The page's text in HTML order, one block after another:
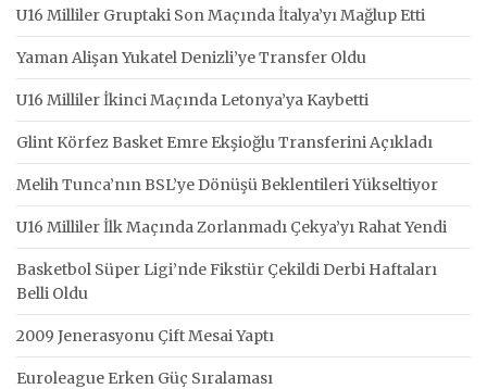
U16 Milliler Gruptaki Son Maçında İtalya’yı Mağlup Etti
Yaman Alişan Yukatel Denizli’ye Transfer Oldu
U16 Milliler İkinci Maçında Letonya’ya Kaybetti
Glint Körfez Basket Emre Ekşioğlu Transferini Açıkladı
Melih Tunca’nın BSL’ye Dönüşü Beklentileri Yükseltiyor
U16 Milliler İlk Maçında Zorlanmadı Çekya’yı Rahat Yendi
Basketbol Süper Ligi’nde Fikstür Çekildi Derbi Haftaları
Belli Oldu
2009 Jenerasyonu Çift Mesai Yaptı
Euroleague Erken Güç Sıralaması